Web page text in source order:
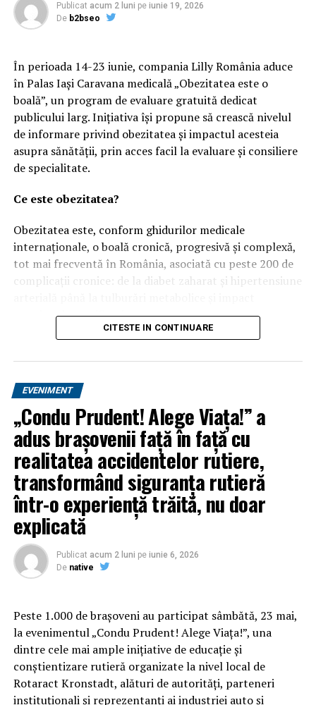
Publicat acum 2 luni pe iunie 19, 2026
De b2bseo
În perioada 14-23 iunie, compania Lilly România aduce
în Palas Iași Caravana medicală „Obezitatea este o
boală”, un program de evaluare gratuită dedicat
publicului larg. Inițiativa își propune să crească nivelul
de informare privind obezitatea și impactul acesteia
asupra sănătății, prin acces facil la evaluare și consiliere
de specialitate.
Ce este obezitatea?
Obezitatea este, conform ghidurilor medicale
internaționale, o boală cronică, progresivă și complexă,
tot mai frecventă în România, asociată cu peste 200 de
complicații cronice: de la diabet zaharat și hipertensiune
emoțional semnificativ.
importante companii de cercetare de piață din lume,
dezvăluie că 79% dintre românii care trăiesc cu
obezitate consideră că afecțiunea lor „se poate preveni
prin alegeri personale” – cea mai mare cifră din toate
țările studiate și cu mult peste media globală de 66%.
Această cifră subliniază nevoia de a înțelege că, dincolo
de stilul de viață, există o rezistență biologică ce face
procesul de slăbire dificil fără ajutor specializat.
CITESTE IN CONTINUARE
EVENIMENT
„Condu Prudent! Alege Viața!” a
adus brașovenii față în față cu
realitatea accidentelor rutiere,
transformând siguranța rutieră
într-o experiență trăită, nu doar
explicată
Publicat acum 2 luni pe iunie 6, 2026
De native
Peste 1.000 de brașoveni au participat sâmbătă, 23 mai,
la evenimentul „Condu Prudent! Alege Viața!”, una
dintre cele mai ample inițiative de educație și
conștientizare rutieră organizate la nivel local de
Rotaract Kronstadt, alături de autorități, parteneri
instituționali și reprezentanți ai industriei auto și